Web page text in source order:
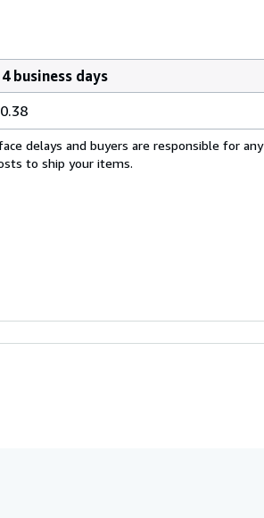
business days
delays and buyers are responsible for any
to ship your items.